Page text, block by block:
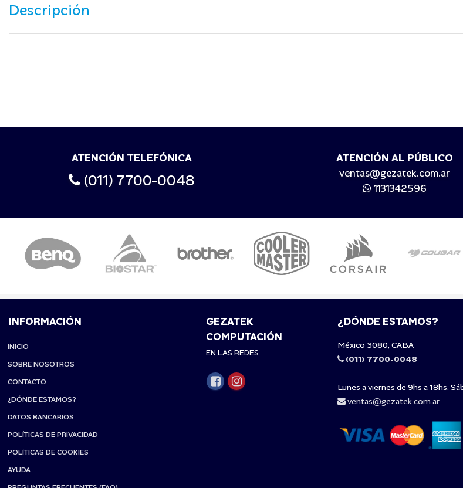
Descripción
ATENCIÓN TELEFÓNICA
(011) 7700-0048
ATENCIÓN AL PÚBLICO
ventas@gezatek.com.ar
1131342596
INFORMACIÓN
INICIO
SOBRE NOSOTROS
CONTACTO
¿DÓNDE ESTAMOS?
DATOS BANCARIOS
POLÍTICAS DE PRIVACIDAD
POLÍTICAS DE COOKIES
AYUDA
GEZATEK
COMPUTACIÓN
EN LAS REDES
¿DÓNDE ESTAMOS?
México 3080, CABA
(011) 7700-0048
Lunes a viernes de 9hs a 18hs.
ventas@gezatek.com.ar